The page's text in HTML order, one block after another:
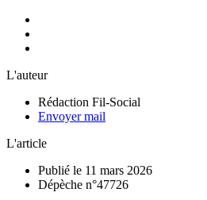
L'auteur
Rédaction Fil-Social
Envoyer mail
L'article
Publié le 11 mars 2026
Dépèche n°47726